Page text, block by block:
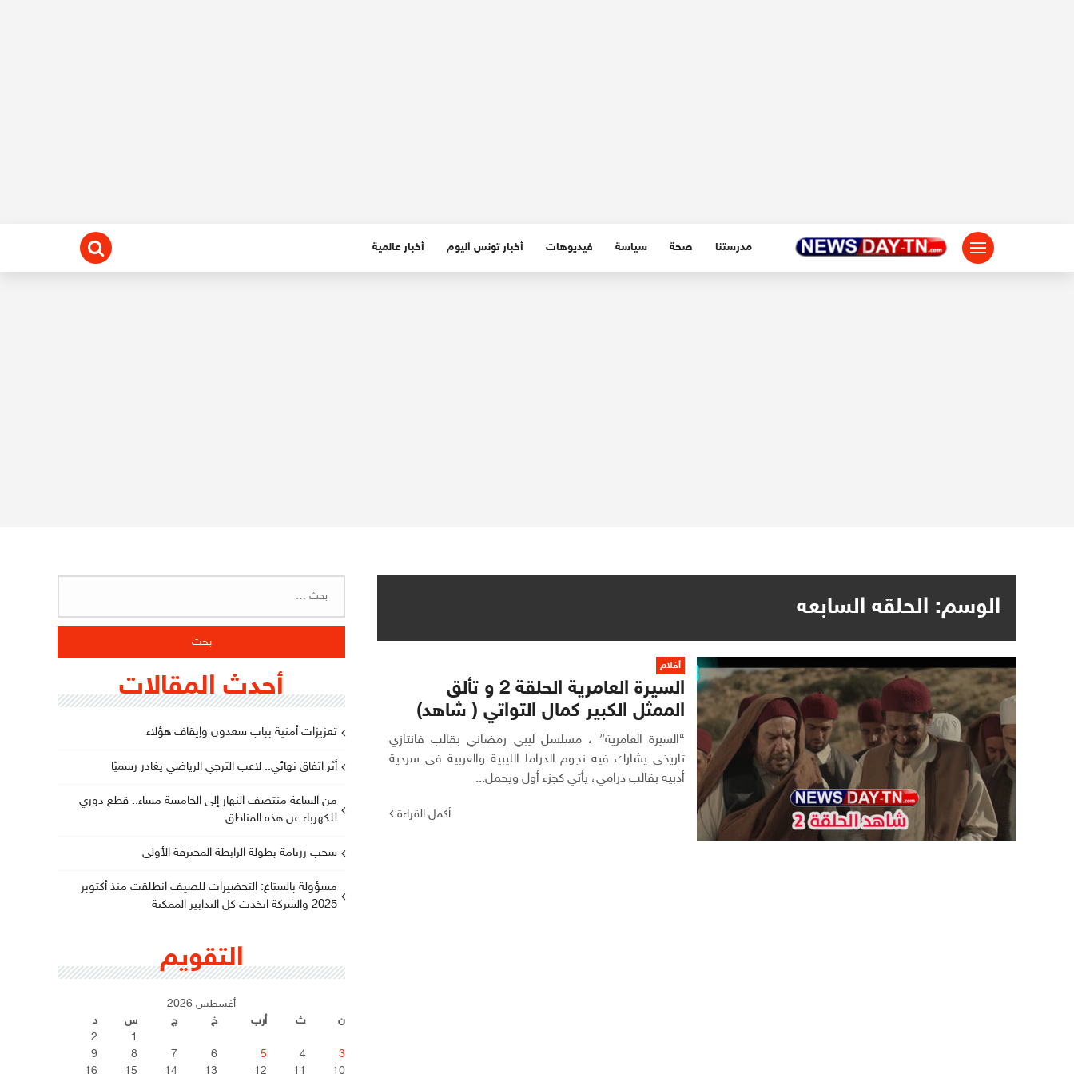
مدرستنا صحة سياسة فيديوهات أخبار تونس اليوم أخبار عالمية
الوسم: الحلقه السابعه
أفلام
السيرة العامرية الحلقة 2 و تألق
الممثل الكبير كمال التواتي ( شاهد)
“السيرة العامرية” ، مسلسل ليبي رمضاني بقالب فانتازي
تاريخي يشارك فيه نجوم الدراما الليبية والعربية في سردية
أدبية بقالب درامي، يأتي كجزء أول ويحمل...
أكمل القراءة
أحدث المقالات
تعزيزات أمنية بباب سعدون وإيقاف هؤلاء
أثر اتفاق نهائي.. لاعب الترجي الرياضي يغادر رسميًا
من الساعة منتصف النهار إلى الخامسة مساء.. قطع دوري
للكهرباء عن هذه المناطق
سحب رزنامة بطولة الرابطة المحترفة الأولى
مسؤولة بالستاغ: التحضيرات للصيف انطلقت منذ أكتوبر
2025 والشركة اتخذت كل التدابير الممكنة
التقويم
أغسطس 2026
ن
ث أرب خ ج س
د
1
2
3
4
5
6
7
8
9
10
11
12
13
14
15
16